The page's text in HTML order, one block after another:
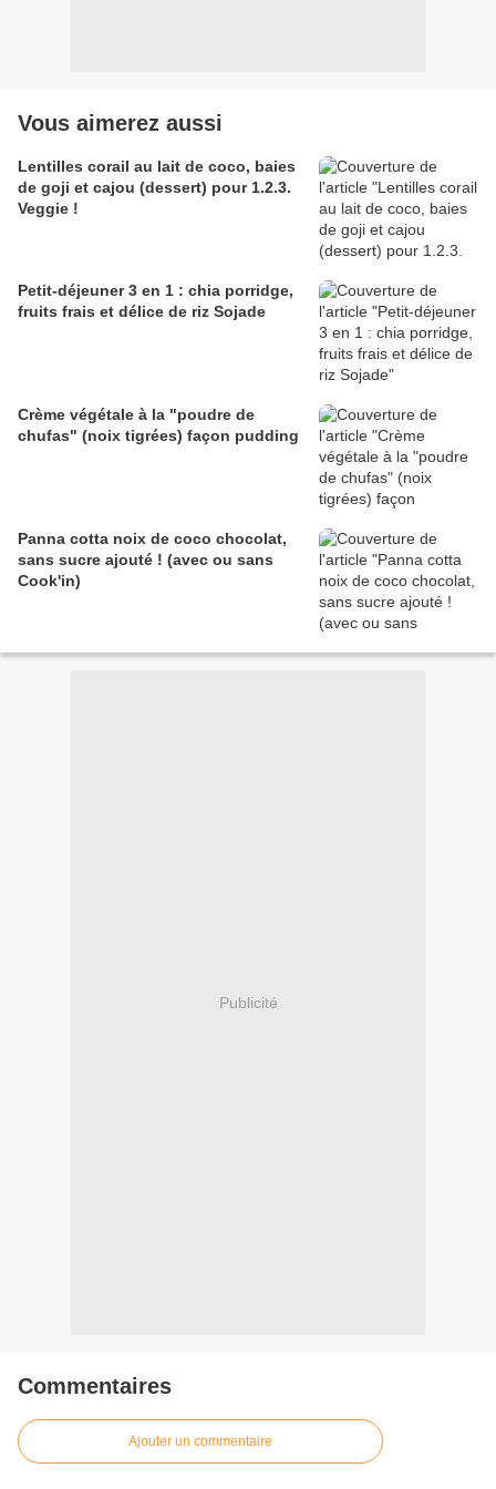
Vous aimerez aussi
Lentilles corail au lait de coco, baies
de goji et cajou (dessert) pour 1.2.3.
Veggie !
Petit-déjeuner 3 en 1 : chia porridge,
fruits frais et délice de riz Sojade
Crème végétale à la "poudre de
chufas" (noix tigrées) façon pudding
Panna cotta noix de coco chocolat,
sans sucre ajouté ! (avec ou sans
Cook'in)
Publicité
Commentaires
Ajouter un commentaire